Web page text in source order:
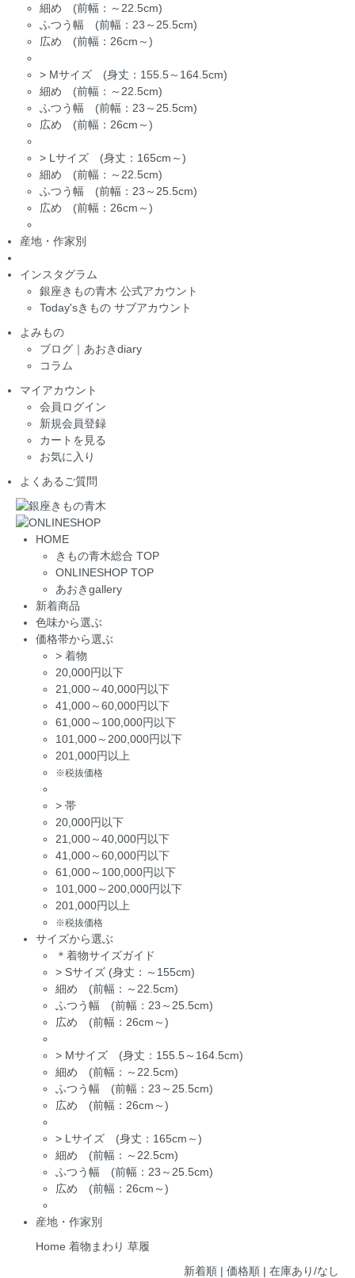
細め (前幅：～22.5cm)
ふつう幅 (前幅：23～25.5cm)
広め (前幅：26cm～)
> Mサイズ (身丈：155.5～164.5cm)
細め (前幅：～22.5cm)
ふつう幅 (前幅：23～25.5cm)
広め (前幅：26cm～)
> Lサイズ (身丈：165cm～)
細め (前幅：～22.5cm)
ふつう幅 (前幅：23～25.5cm)
広め (前幅：26cm～)
産地・作家別
インスタグラム
銀座きもの青木 公式アカウント
Today'sきもの サブアカウント
よみもの
ブログ｜あおきdiary
コラム
マイアカウント
会員ログイン
新規会員登録
カートを見る
お気に入り
よくあるご質問
HOME
きもの青木総合 TOP
ONLINESHOP TOP
あおきgallery
新着商品
色味から選ぶ
価格帯から選ぶ
> 着物
20,000円以下
21,000～40,000円以下
41,000～60,000円以下
61,000～100,000円以下
101,000～200,000円以下
201,000円以上
※税抜価格
> 帯
20,000円以下
21,000～40,000円以下
41,000～60,000円以下
61,000～100,000円以下
101,000～200,000円以下
201,000円以上
※税抜価格
サイズから選ぶ
＊着物サイズガイド
> Sサイズ (身丈：～155cm)
細め (前幅：～22.5cm)
ふつう幅 (前幅：23～25.5cm)
広め (前幅：26cm～)
> Mサイズ (身丈：155.5～164.5cm)
細め (前幅：～22.5cm)
ふつう幅 (前幅：23～25.5cm)
広め (前幅：26cm～)
> Lサイズ (身丈：165cm～)
細め (前幅：～22.5cm)
ふつう幅 (前幅：23～25.5cm)
広め (前幅：26cm～)
産地・作家別
Home 着物まわり 草履
新着順 | 価格順 | 在庫あり/なし